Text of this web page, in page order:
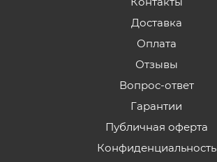
Доставка
Оплата
Отзывы
Вопрос-ответ
Гарантии
Публичная оферта
Конфиденциальность